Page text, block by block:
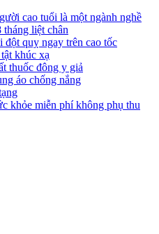
cao tuổi là một ngành nghề
liệt chân
quỵ ngay trên cao tốc
khúc xạ
thuốc đông y giả
áo chống nắng
khỏe miễn phí không phụ thu